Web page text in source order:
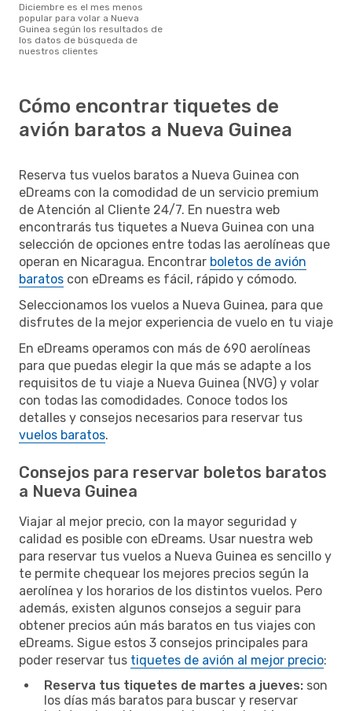
diciembre es el mes menos
popular para volar a Nueva
Guinea según los resultados de
los datos de búsqueda de
nuestros clientes
Cómo encontrar tiquetes de
avión baratos a Nueva Guinea
Reserva tus vuelos baratos a Nueva Guinea con
eDreams con la comodidad de un servicio premium
de Atención al Cliente 24/7. En nuestra web
encontrarás tus tiquetes a Nueva Guinea con una
selección de opciones entre todas las aerolíneas que
operan en Nicaragua. Encontrar boletos de avión
baratos con eDreams es fácil, rápido y cómodo.
Seleccionamos los vuelos a Nueva Guinea, para que
disfrutes de la mejor experiencia de vuelo en tu viaje
En eDreams operamos con más de 690 aerolíneas
para que puedas elegir la que más se adapte a los
requisitos de tu viaje a Nueva Guinea (NVG) y volar
con todas las comodidades. Conoce todos los
detalles y consejos necesarios para reservar tus
vuelos baratos.
Consejos para reservar boletos baratos
a Nueva Guinea
Viajar al mejor precio, con la mayor seguridad y
calidad es posible con eDreams. Usar nuestra web
para reservar tus vuelos a Nueva Guinea es sencillo y
te permite chequear los mejores precios según la
aerolínea y los horarios de los distintos vuelos. Pero
además, existen algunos consejos a seguir para
obtener precios aún más baratos en tus viajes con
eDreams. Sigue estos 3 consejos principales para
poder reservar tus tiquetes de avión al mejor precio:
Reserva tus tiquetes de martes a jueves: son
los días más baratos para buscar y reservar